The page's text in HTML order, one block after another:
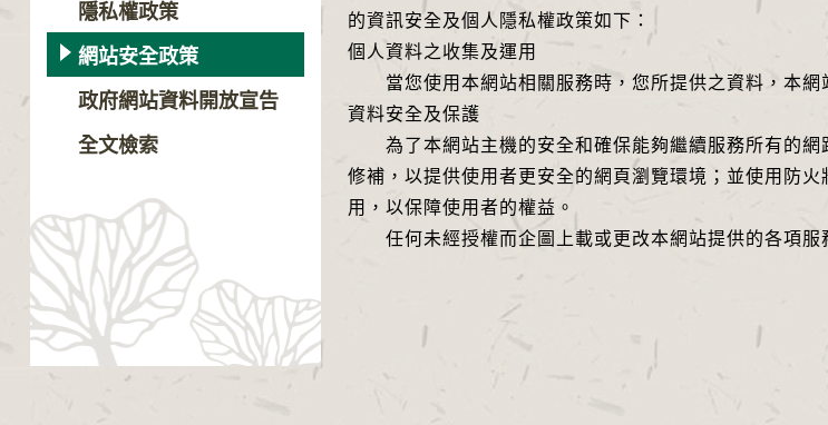
隱私權政策
網站安全政策
政府網站資料開放宣告
全文檢索
的資訊安全及個人隱私權政策如下：
個人資料之收集及運用
當您使用本網站相關服務時，您所提供之資料，本網
資料安全及保護
為了本網站主機的安全和確保能夠繼續服務所有的網
修補，以提供使用者更安全的網頁瀏覽環境；並使用防
用，以保障使用者的權益。
任何未經授權而企圖上載或更改本網站提供的各項服